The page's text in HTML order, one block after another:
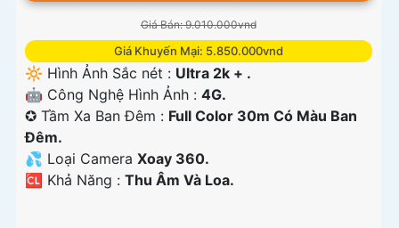
Giá Bán: 9.010.000vnd
Giá Khuyến Mại: 5.850.000vnd
🔆 Hình Ảnh Sắc nét : Ultra 2k + .
🤖️ Công Nghệ Hình Ảnh : 4G.
✪ Tầm Xa Ban Đêm : Full Color 30m Có Màu Ban
Ðêm.
💦 Loại Camera Xoay 360.
️🆑 Khả Năng : Thu Âm Và Loa.